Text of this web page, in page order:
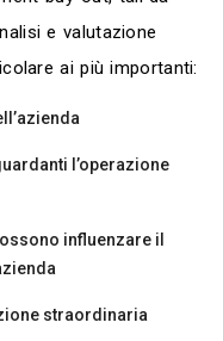
e valutazione
ai più importanti:
l’operazione
influenzare il
straordinaria